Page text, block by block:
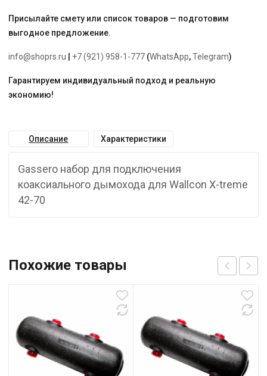
Присылайте смету или список товаров — подготовим
выгодное предложение.
info@shoprs.ru +7 (921) 958-1-777 (WhatsApp,Telegram)
Гарантируем индивидуальный подход и реальную
экономию!
Описание Характеристики
Gassero набор для подключения
коаксиального дымохода для Wallcon X-treme
42-70
Похожие товары